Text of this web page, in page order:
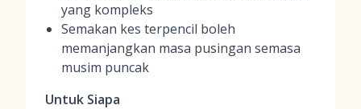
yang kompleks
Semakan kes terpencil boleh
memanjangkan masa pusingan semasa
musim puncak
Untuk Siapa